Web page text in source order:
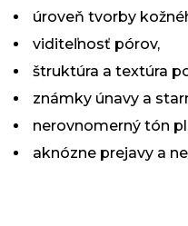
úroveň tvorby
viditeľnosť pórov,
štruktúra a textúra
známky únavy a
nerovnomerný tón
aknózne prejavy a